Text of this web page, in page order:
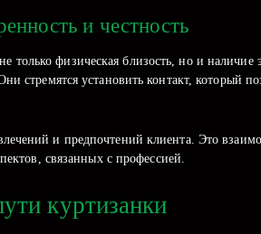
и честность
физическая близость, но и
установить контакт, который
и предпочтений клиента. Это
связанных с профессией.
куртизанки